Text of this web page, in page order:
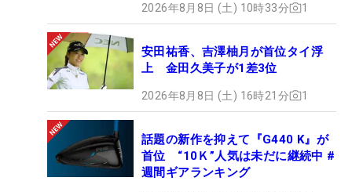
2026年8月8日 (土) 10時33分 1
安田祐香、吉澤柚月が首位タイ浮
上 金田久美子が1差3位
2026年8月8日 (土) 16時21分 1
話題の新作を抑えて『G440 K』が
首位 “10Ｋ”人気は未だに継続中 #
週間ギアランキング